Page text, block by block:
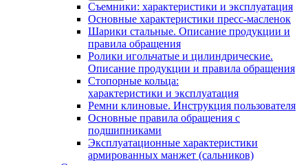
Съемники: характеристики и эксплуатация
Основные характеристики пресс‑масленок
Шарики стальные. Описание продукции и
правила обращения
Ролики игольчатые и цилиндрические.
Описание продукции и правила обращения
Стопорные кольца:
характеристики и эксплуатация
Ремни клиновые. Инструкция пользователя
Основные правила обращения с
подшипниками
Эксплуатационные характеристики
армированных манжет (сальников)